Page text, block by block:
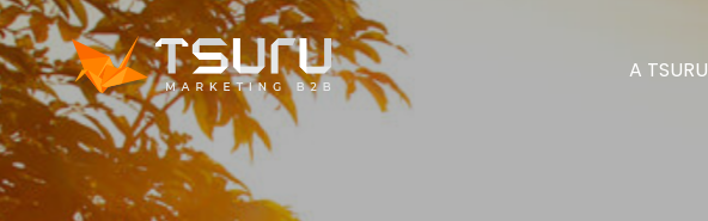
A TSURU